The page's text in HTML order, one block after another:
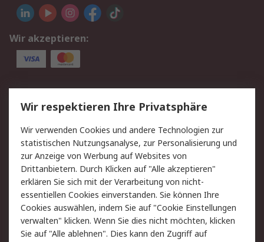
Wir akzeptieren:
Service
Value Added Services
Lieferlösungen
Rücksendungen
Kontakt
Hilfe
Privatkunden
Rechtliches
AGB
Datenschutz
Cookie-Richtlinie
Zahlungsbedingungen
Copyright/Impressum
Entsorgung
Wir respektieren Ihre Privatsphäre
Wir verwenden Cookies und andere Technologien zur
statistischen Nutzungsanalyse, zur Personalisierung und
zur Anzeige von Werbung auf Websites von
Drittanbietern. Durch Klicken auf "Alle akzeptieren"
erklären Sie sich mit der Verarbeitung von nicht-
essentiellen Cookies einverstanden. Sie können Ihre
Cookies auswählen, indem Sie auf "Cookie Einstellungen
verwalten" klicken. Wenn Sie dies nicht möchten, klicken
Sie auf "Alle ablehnen". Dies kann den Zugriff auf